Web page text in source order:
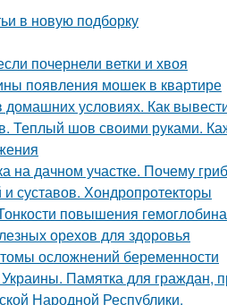
в новую подборку
почернели ветки и хвоя
появления мошек в квартире
домашних условиях. Как
Теплый шов своими руками.
дачном участке. Почему
суставов. Хондропротекторы
повышения гемоглобина
орехов для здоровья
осложнений беременности
Памятка для граждан,
Народной Республики.